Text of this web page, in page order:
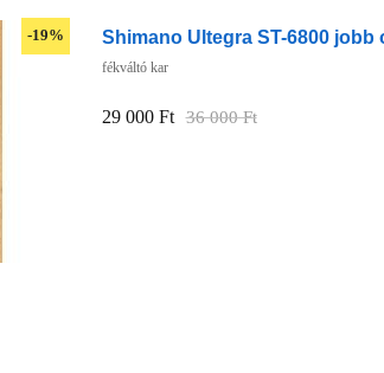
-19% Shimano Ultegra ST-6800
fékváltó kar
29 000 Ft 36 000 Ft